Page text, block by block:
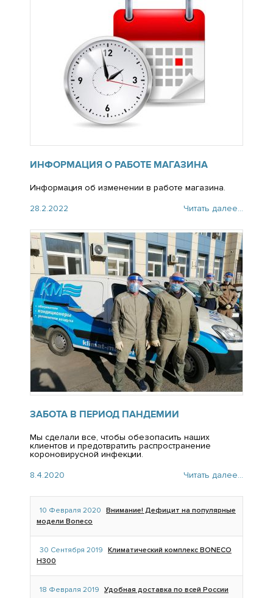
ИНФОРМАЦИЯ О РАБОТЕ МАГАЗИНА
Информация об изменении в работе магазина.
28.2.2022
Читать далее...
ЗАБОТА В ПЕРИОД ПАНДЕМИИ
Мы сделали все, чтобы обезопасить наших
клиентов и предотвратить распространение
короновирусной инфекции.
8.4.2020
Читать далее...
10 Февраля 2020 Внимание! Дефицит на популярные
модели Boneco
30 Сентября 2019 Климатический комплекс BONECO
H300
18 Февраля 2019 Удобная доставка по всей России